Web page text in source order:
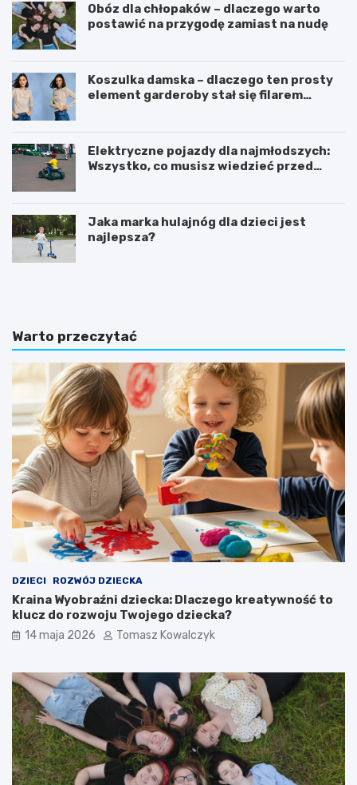
Obóz dla chłopaków – dlaczego warto
postawić na przygodę zamiast na nudę
Koszulka damska – dlaczego ten prosty
element garderoby stał się filarem
Elektryczne pojazdy dla najmłodszych:
Wszystko, co musisz wiedzieć przed
Jaka marka hulajnóg dla dzieci jest
najlepsza?
C
i
n
n
o
m
i
e
ć
2
l
e
t
n
e
d
z
i
c
o
?
K
l
u
c
z
o
K
e
c
z
k
s
e
n
s
o
r
y
c
z
n
e
d
l
a
z
e
c
i
:
j
a
k
i
Warto przeczytać
DZIECI ROZWÓJ DZIECKA
Kraina Wyobraźni dziecka: Dlaczego kreatywność to
klucz do rozwoju Twojego dziecka?
14 maja 2026 Tomasz Kowalczyk